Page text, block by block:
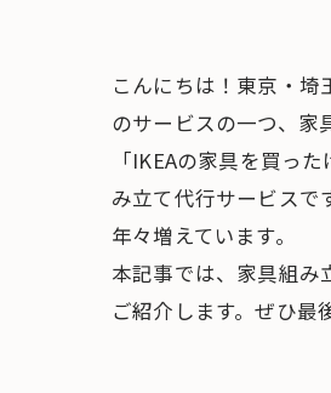
こんにちは！東京・
のサービスの一つ、家
「IKEAの家具を買っ
み立て代行サービスで
年々増えています。
本記事では、家具組み
ご紹介します。ぜひ最